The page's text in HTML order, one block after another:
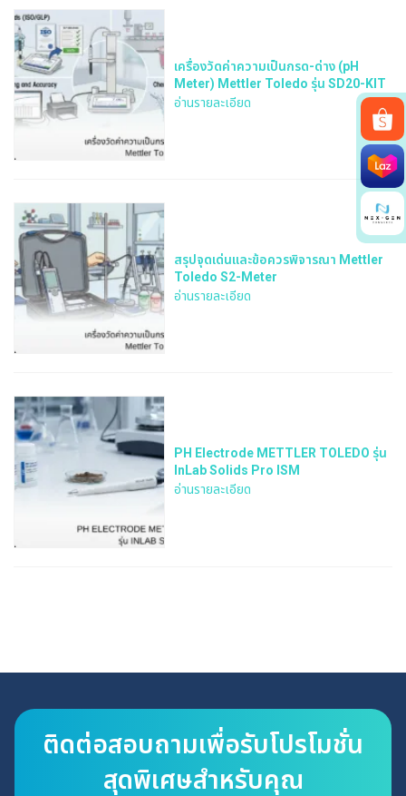
เครื่องวัดค่าความเป็นกรด-ด่าง (pH
Meter) Mettler Toledo รุ่น SD20-KIT
อ่านรายละเอียด
สรุปจุดเด่นและข้อควรพิจารณา Mettler
Toledo S2-Meter
อ่านรายละเอียด
PH Electrode METTLER TOLEDO รุ่น
InLab Solids Pro ISM
อ่านรายละเอียด
ติดต่อสอบถามเพื่อรับโปรโมชั่น
สุดพิเศษสำหรับคุณ